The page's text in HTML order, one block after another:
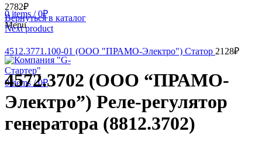
0items / 0₽
Menu
0items / 0₽
2782₽
Вернуться в каталог
Next product
4512.3771.100-01 (ООО "ПРАМО-Электро") Статор 2128₽
4572.3702 (ООО “ПРАМО-
Электро”) Реле-регулятор
генератора (8812.3702)